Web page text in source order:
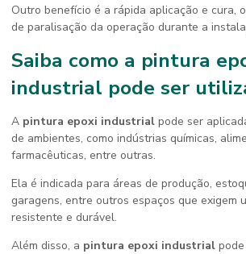
Outro benefício é a rápida aplicação e cura,
de paralisação da operação durante a
Saiba como a pintura
industrial pode ser
A pintura epoxi industrial pode ser
de ambientes, como indústrias químicas,
farmacêuticas, entre outras.
Ela é indicada para áreas de produção,
garagens, entre outros espaços que exigem
resistente e durável.
Além disso, a pintura epoxi industrial